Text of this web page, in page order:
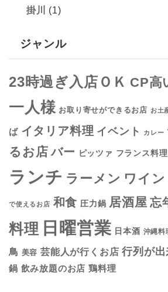
掛川
(1)
ジャンル
23時過ぎ入店ＯＫ CP高
一人様 お取り寄せができるお店 お土
ば イタリア料理 イベント カレー
るお店 バー ピッツァ フランス料理
ランチ ラーメン ワイン
で使えるお店 和食 圧力鍋 居酒屋 忘
料理 日曜営業 日本酒 沖縄料
鳥 美容 芸能人が行くお店 行列が
鍋 飲み放題のお店 鶏料理